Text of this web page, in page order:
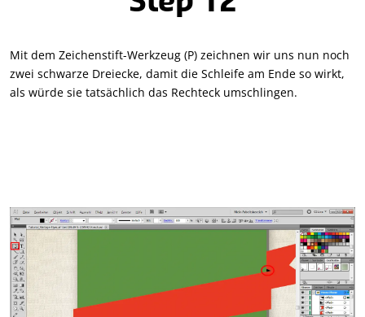
Mit dem Zeichenstift-Werkzeug (P) zeichnen wir uns nun noch
zwei schwarze Dreiecke, damit die Schleife am Ende so wirkt,
als würde sie tatsächlich das Rechteck umschlingen.